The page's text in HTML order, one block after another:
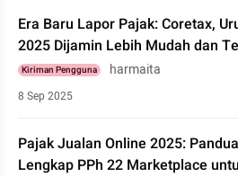
Era Baru Lapor Pajak: Coretax,
2025 Dijamin Lebih Mudah dan
Kiriman Pengguna harmaita
8 Sep 2025
Pajak Jualan Online 2025:
Lengkap PPh 22 Marketplace